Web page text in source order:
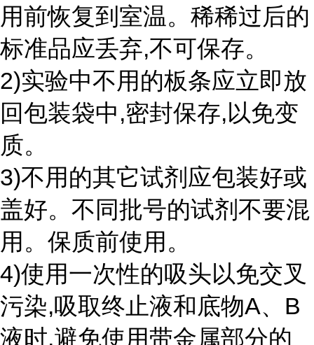
用前恢复到室温。稀稀过后的
标准品应丢弃,不可保存。
2)实验中不用的板条应立即放
回包装袋中,密封保存,以免变
质。
3)不用的其它试剂应包装好或
盖好。不同批号的试剂不要混
用。保质前使用。
4)使用一次性的吸头以免交叉
污染,吸取终止液和底物A、B
液时,避免使用带金属部分的